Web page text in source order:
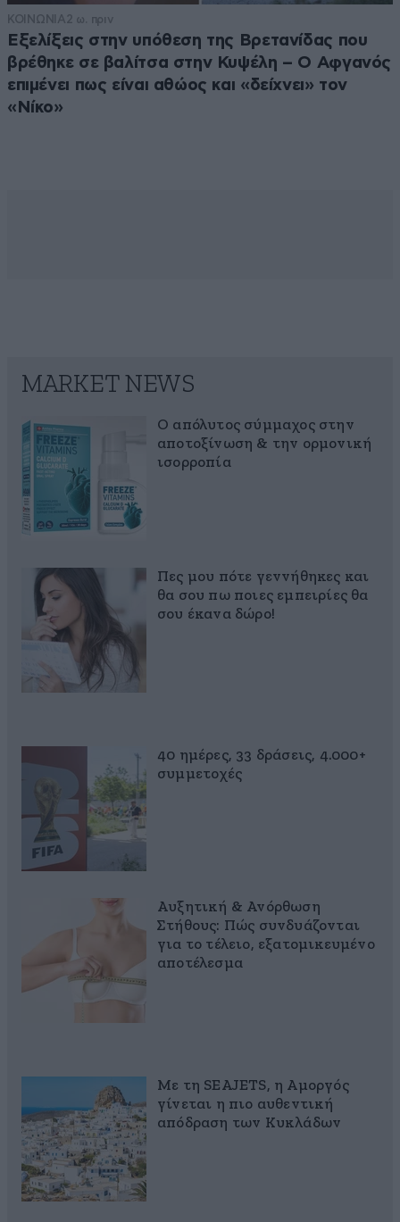
ΚΟΙΝΩΝΙΑ2 ω. πριν
Εξελίξεις στην υπόθεση της Βρετανίδας που
βρέθηκε σε βαλίτσα στην Κυψέλη – Ο Αφγανός
επιμένει πως είναι αθώος και «δείχνει» τον
«Νίκο»
MARKET NEWS
Ο απόλυτος σύμμαχος στην
αποτοξίνωση & την ορμονική
ισορροπία
Πες μου πότε γεννήθηκες και
θα σου πω ποιες εμπειρίες θα
σου έκανα δώρο!
40 ημέρες, 33 δράσεις, 4.000+
συμμετοχές
Αυξητική & Ανόρθωση
Στήθους: Πώς συνδυάζονται
για το τέλειο, εξατομικευμένο
αποτέλεσμα
Με τη SEAJETS, η Αμοργός
γίνεται η πιο αυθεντική
απόδραση των Κυκλάδων